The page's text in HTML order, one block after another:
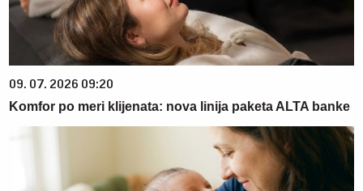
09. 07. 2026 09:20
Komfor po meri klijenata: nova linija paketa ALTA banke